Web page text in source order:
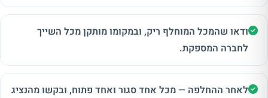
ודאו שהמכל המוחלף ריק, ובמקומו מותקן מכל השייך
לחברה המספקת.
לאחר ההחלפה — מכל אחד סגור ואחד פתוח, ובקשו מהנציג